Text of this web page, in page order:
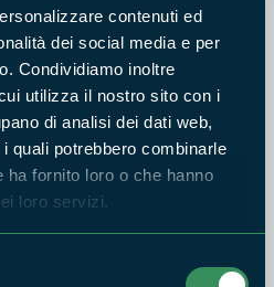
contenuti ed
dei social media e per
Condividiamo inoltre
utilizza il nostro sito con i
di analisi dei dati web,
quali potrebbero combinarle
fornito loro o che hanno
loro servizi.
NATURALE LAGO DI VICO
LIFE Lanner: un
sulle tecnologie per
dello spostamento
uccelli